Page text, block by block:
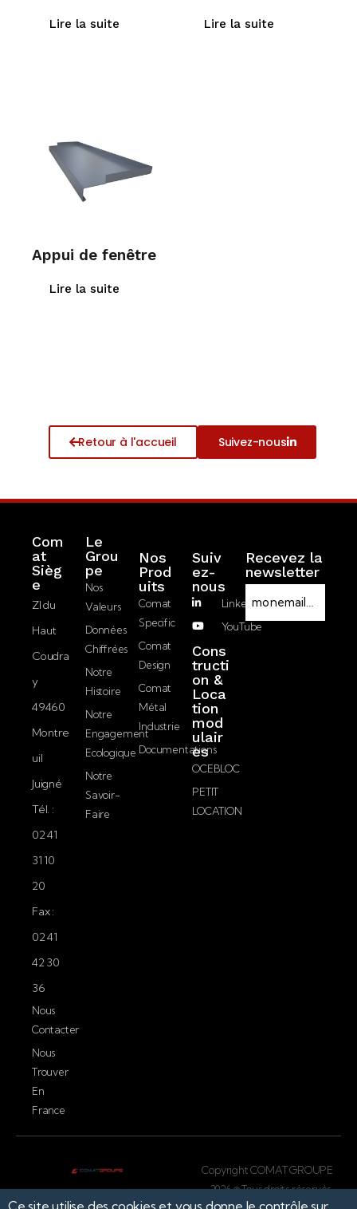
Lire la suite Lire la suite
Appui de fenêtre
Lire la suite
Retour à l'accueil Suivez-nous
Com
at
Sièg
e
ZI du
Haut
Coudra
y
49460
Montre
uil
Juigné
Tél. :
02 41
31 10
20
Fax :
02 41
42 30
36
Nous
Contacter
Nous
Trouver
En
France
Le
Grou
pe
Nos
Valeurs
Données
Chiffrées
Notre
Histoire
Notre
Engagement
Ecologique
Notre
Savoir-
Faire
Nos
Prod
Uits
Comat
Specific
Comat
Design
Comat
Métal
Industrie
Documentations
Suiv
ez-
nous
LinkedIn
YouTube
Cons
tructi
on &
Loca
tion
mod
ulair
es
OCEBLOC
PETIT
LOCATION
Recevez la
newsletter
mail
RGPD
Copyright COMAT GROUPE
2026 © Tous droits réservés.
Ce site utilise des cookies et vous donne le contrôle sur